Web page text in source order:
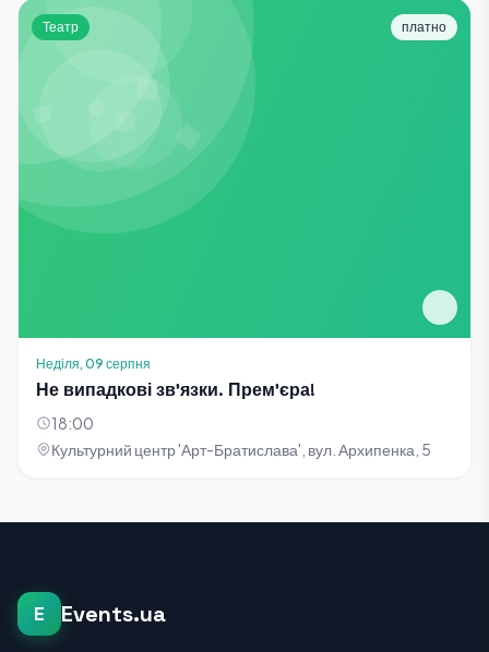
Театр платно
Неділя, 09 серпня
Не випадкові зв'язки. Прем'єра!
18:00
Культурний центр 'Арт-Братислава', вул. Архипенка, 5
E Events.ua